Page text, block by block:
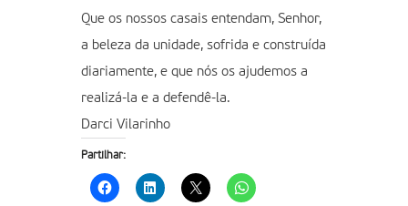
Que os nossos casais entendam, Senhor,
a beleza da unidade, sofrida e construída
diariamente, e que nós os ajudemos a
realizá-la e a defendê-la.
Darci Vilarinho
Partilhar: